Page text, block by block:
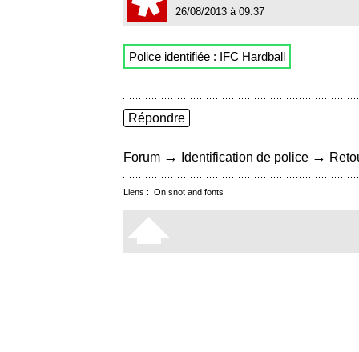
26/08/2013 à 09:37
Police identifiée : IFC Hardball
Répondre
Forum → Identification de police →
Liens : On snot and fonts